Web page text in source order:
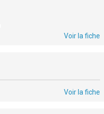
Voir la fiche
Voir la fiche